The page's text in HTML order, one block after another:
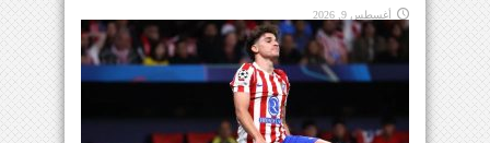
أغسطس 9, 2026